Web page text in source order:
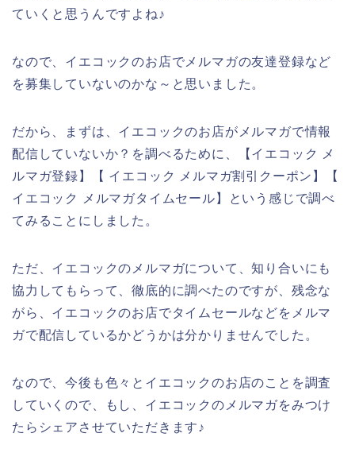
ていくと思うんですよね♪
なので、イエコックのお店でメルマガの友達登録など
を募集していないのかな～と思いました。
だから、まずは、イエコックのお店がメルマガで情報
配信していないか？を調べるために、【イエコック メ
ルマガ登録】【 イエコック メルマガ割引クーポン】【
イエコック メルマガタイムセール】という感じで調べ
てみることにしました。
ただ、イエコックのメルマガについて、知り合いにも
協力してもらって、徹底的に調べたのですが、残念な
がら、イエコックのお店でタイムセールなどをメルマ
ガで配信しているかどうかは分かりませんでした。
なので、今後も色々とイエコックのお店のことを調査
していくので、もし、イエコックのメルマガをみつけ
たらシェアさせていただきます♪